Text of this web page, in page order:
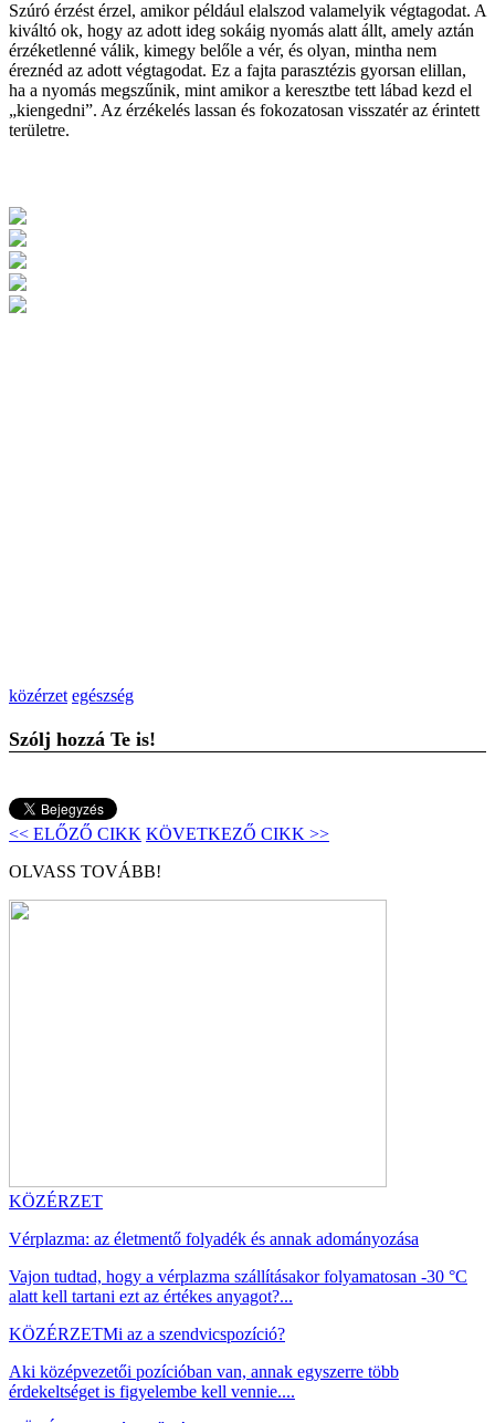
Szúró érzést érzel, amikor például elalszod valamelyik végtagodat. A
kiváltó ok, hogy az adott ideg sokáig nyomás alatt állt, amely aztán
érzéketlenné válik, kimegy belőle a vér, és olyan, mintha nem
éreznéd az adott végtagodat. Ez a fajta parasztézis gyorsan elillan,
ha a nyomás megszűnik, mint amikor a keresztbe tett lábad kezd el
„kiengedni”. Az érzékelés lassan és fokozatosan visszatér az érintett
területre.
közérzet egészség
Szólj hozzá Te is!
<< ELŐZŐ CIKK KÖVETKEZŐ CIKK >>
OLVASS TOVÁBB!
KÖZÉRZET
Vérplazma: az életmentő folyadék és annak adományozása
Vajon tudtad, hogy a vérplazma szállításakor folyamatosan -30 °C
alatt kell tartani ezt az értékes anyagot?...
KÖZÉRZETMi az a szendvicspozíció?
Aki középvezetői pozícióban van, annak egyszerre több
érdekeltséget is figyelembe kell vennie....